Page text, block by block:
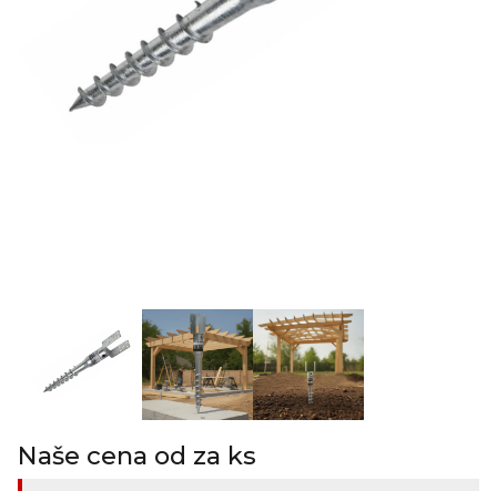
Naše cena od za ks